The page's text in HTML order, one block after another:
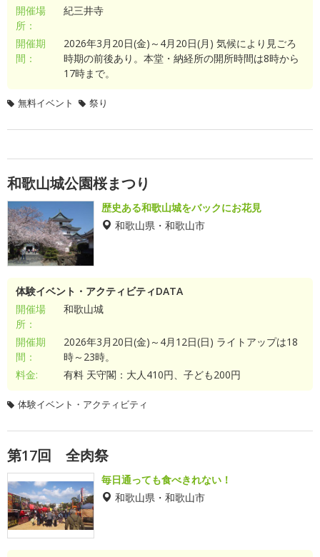
開催場
所：
紀三井寺
開催期
間：
2026年3月20日(金)～4月20日(月) 気候により見ごろ
時期の前後あり。本堂・納経所の開所時間は8時から
17時まで。
無料イベント 祭り
和歌山城公園桜まつり
歴史ある和歌山城をバックにお花見
和歌山県・和歌山市
体験イベント・アクティビティDATA
開催場
所：
和歌山城
開催期
間：
2026年3月20日(金)～4月12日(日) ライトアップは18
時～23時。
料金:
有料 天守閣：大人410円、子ども200円
体験イベント・アクティビティ
第17回 全肉祭
毎日通っても食べきれない！
和歌山県・和歌山市